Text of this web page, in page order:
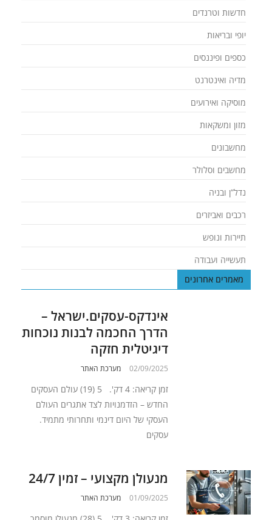
חדשות וטרנדים
יופי ובריאות
כספים ופיננסים
מדיה ואינטרנט
מוסיקה ואירועים
מזון ומשקאות
מחשבונים
מחשבים וסלולר
נדל”ן ובניה
רכבים ואביזרים
תיירות ונופש
תעשייה ועבודה
מאמרים אחרונים
אינדקס-עסקים.ישראל –
הדרך החכמה לבנות נוכחות
דיגיטלית חזקה
02/09/2025 מערכת האתר
זמן קריאה: 4 דק'. 5 (19) עולם העסקים
החדש – הזדמנויות לצד אתגרים העולם
העסקי של היום דינמי ותחרותי מתמיד.
עסקים
מנעולן מקצועי – זמין 24/7
01/09/2025 מערכת האתר